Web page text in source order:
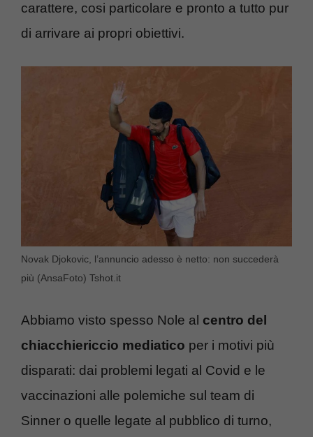
carattere, cosi particolare e pronto a tutto pur
di arrivare ai propri obiettivi.
Novak Djokovic, l’annuncio adesso è netto: non succederà
più (AnsaFoto) Tshot.it
Abbiamo visto spesso Nole al centro del
chiacchiericcio mediatico per i motivi più
disparati: dai problemi legati al Covid e le
vaccinazioni alle polemiche sul team di
Sinner o quelle legate al pubblico di turno,